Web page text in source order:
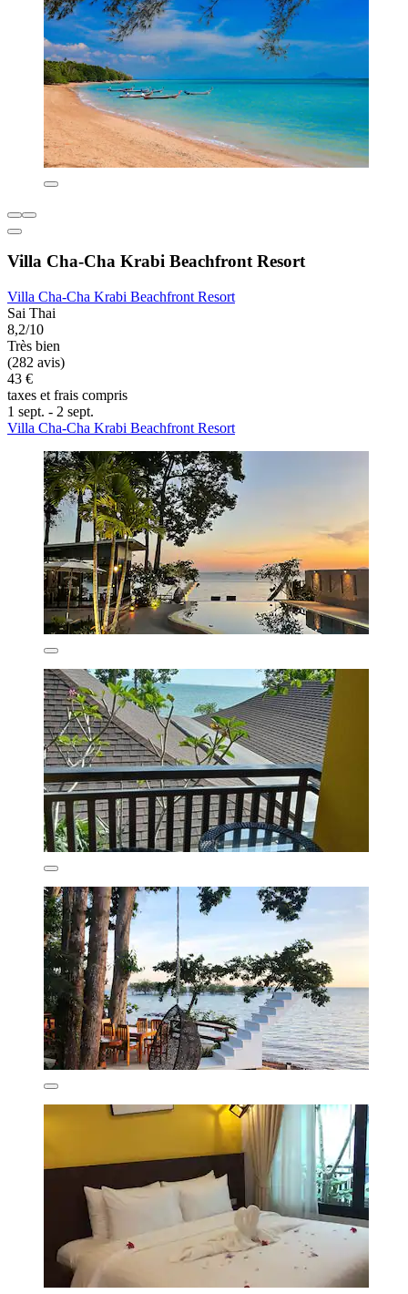
Villa Cha-Cha Krabi Beachfront Resort
Villa Cha-Cha Krabi Beachfront Resort
Sai Thai
8,2/10
Très bien
(282 avis)
43 €
taxes et frais compris
1 sept. - 2 sept.
Villa Cha-Cha Krabi Beachfront Resort